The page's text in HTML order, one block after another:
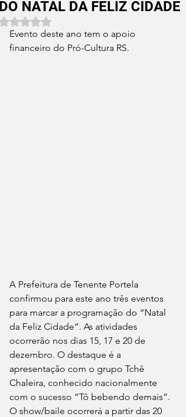
NATAL DA FELIZ CIDADE
Avaliado com NaN de 5 estrelas.
Evento deste ano tem o apoio
financeiro do Pró-Cultura RS.
A Prefeitura de Tenente Portela
confirmou para este ano três eventos
para marcar a programação do “Natal
da Feliz Cidade”. As atividades
ocorrerão nos dias 15, 17 e 20 de
dezembro. O destaque é a
apresentação com o grupo Tchê
Chaleira, conhecido nacionalmente
com o sucesso “Tô bebendo demais”.
O show/baile ocorrerá a partir das 20